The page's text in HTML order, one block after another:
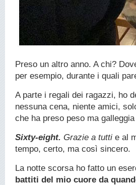
Preso un altro anno. A chi?
per esempio, durante i quali
A parte i regali dei ragazzi, ho
nessuna cena, niente amici,
che ha preso peso ma
Sixty-eight. Grazie a tutti e al
tempo, certo, ma così sincero.
La notte scorsa ho fatto un
battiti del mio cuore da